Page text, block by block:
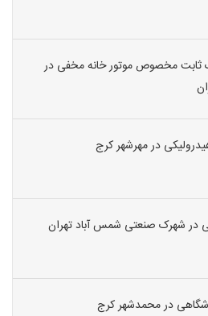
ثابت مخصوص موتور خانه مخفی در
در مهرشهر کرج
در شهرک صنعتی شمس آباد تهران
در محمدشهر کرج